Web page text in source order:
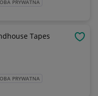
PRYWATNA
Tapes
PRYWATNA